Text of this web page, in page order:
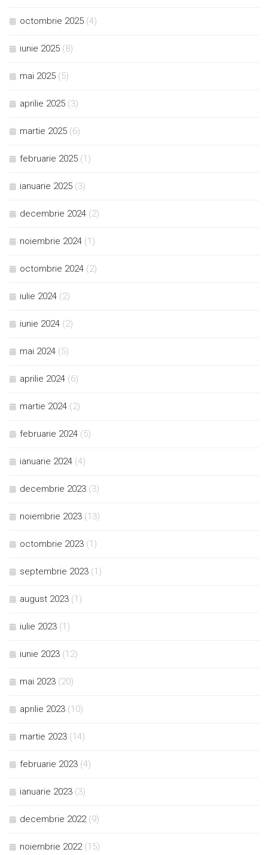
octombrie 2025 (4)
iunie 2025 (8)
mai 2025 (5)
aprilie 2025 (3)
martie 2025 (6)
februarie 2025 (1)
ianuarie 2025 (3)
decembrie 2024 (2)
noiembrie 2024 (1)
octombrie 2024 (2)
iulie 2024 (2)
iunie 2024 (2)
mai 2024 (5)
aprilie 2024 (6)
martie 2024 (2)
februarie 2024 (5)
ianuarie 2024 (4)
decembrie 2023 (3)
noiembrie 2023 (13)
octombrie 2023 (1)
septembrie 2023 (1)
august 2023 (1)
iulie 2023 (1)
iunie 2023 (12)
mai 2023 (20)
aprilie 2023 (10)
martie 2023 (14)
februarie 2023 (4)
ianuarie 2023 (3)
decembrie 2022(9)
noiembrie 2022(15)